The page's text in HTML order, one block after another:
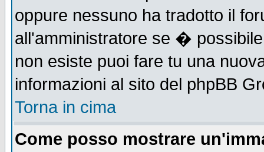
oppure nessuno ha tradotto il
all'amministratore se �
non esiste puoi fare tu una
informazioni al sito del phpBB
Torna in cima
Come posso mostrare